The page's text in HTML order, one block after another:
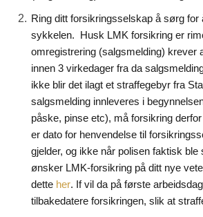
Ring ditt forsikringsselskap å sørg for
sykkelen. Husk LMK forsikring er
omregistrering (salgsmelding) krever
innen 3 virkedager fra da
ikke blir det ilagt et straffegebyr fra
salgsmelding innleveres i
påske, pinse etc), må forsikring
er dato for henvendelse til
gjelder, og ikke når polisen faktisk
ønsker LMK-forsikring på ditt nye
dette her. If vil da på første
tilbakedatere forsikringen, slik at